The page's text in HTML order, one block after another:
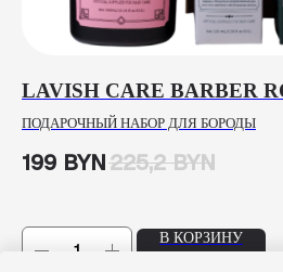
LAVISH CARE BARBER
ПОДАРОЧНЫЙ НАБОР ДЛЯ БОРОДЫ
199 BYN225,2 BYN
В КОРЗИНУ